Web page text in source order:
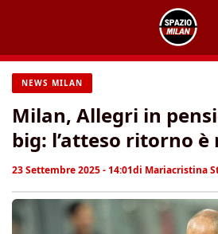
contenuto
NEWS MILAN
Milan, Allegri in
big: l’atteso ritorno
23 Settembre 2025 - 14:01di Mariacristina